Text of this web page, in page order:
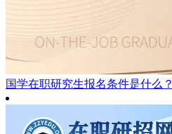
国学在职研究生报名条件是什么？